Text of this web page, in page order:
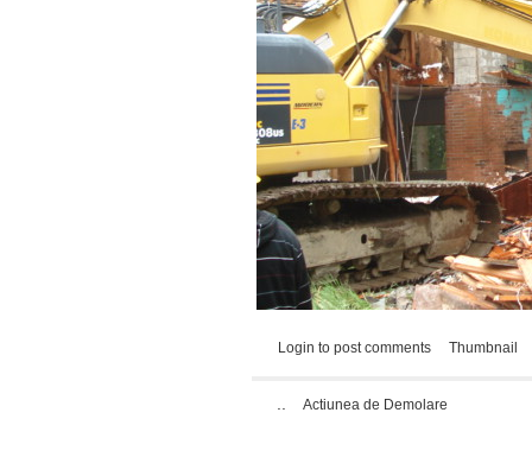
Login to post comments Thumbnail
Actiunea de Demolare